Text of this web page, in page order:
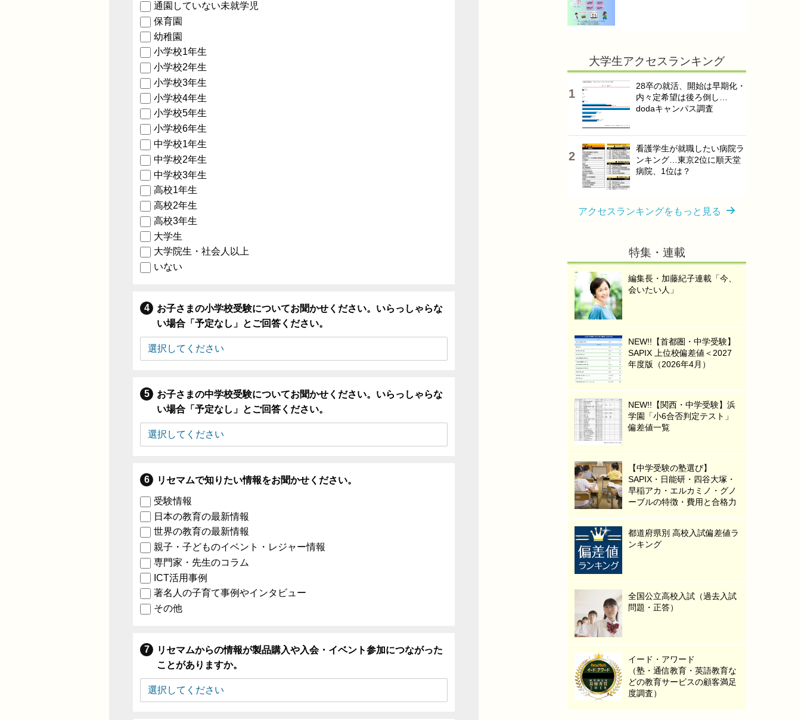
通園していない未就学児
保育園
幼稚園
小学校1年生
小学校2年生
小学校3年生
小学校4年生
小学校5年生
小学校6年生
中学校1年生
中学校2年生
中学校3年生
高校1年生
高校2年生
高校3年生
大学生
大学院生・社会人以上
いない
お子さまの小学校受験についてお聞かせください。いらっしゃらな
い場合「予定なし」とご回答ください。
お子さまの中学校受験についてお聞かせください。いらっしゃらな
い場合「予定なし」とご回答ください。
リセマムで知りたい情報をお聞かせください。
受験情報
日本の教育の最新情報
世界の教育の最新情報
親子・子どものイベント・レジャー情報
専門家・先生のコラム
ICT活用事例
著名人の子育て事例やインタビュー
その他
リセマムからの情報が製品購入や入会・イベント参加につながった
ことがありますか。
大学生アクセスランキング
28卒の就活、開始は早期化・
内々定希望は後ろ倒し…
dodaキャンパス調査
看護学生が就職したい病院ラ
ンキング…東京2位に順天堂
病院、1位は？
アクセスランキングをもっと見る
特集・連載
編集長・加藤紀子連載「今、
会いたい人」
NEW!!【首都圏・中学受験】
SAPIX 上位校偏差値＜2027
年度版（2026年4月）
NEW!!【関西・中学受験】浜
学園「小6合否判定テスト」
偏差値一覧
【中学受験の塾選び】
SAPIX・日能研・四谷大塚・
早稲アカ・エルカミノ・グノ
ーブルの特徴・費用と合格力
都道府県別 高校入試偏差値ラ
ンキング
全国公立高校入試（過去入試
問題・正答）
イード・アワード
（塾・通信教育・英語教育な
どの教育サービスの顧客満足
度調査）